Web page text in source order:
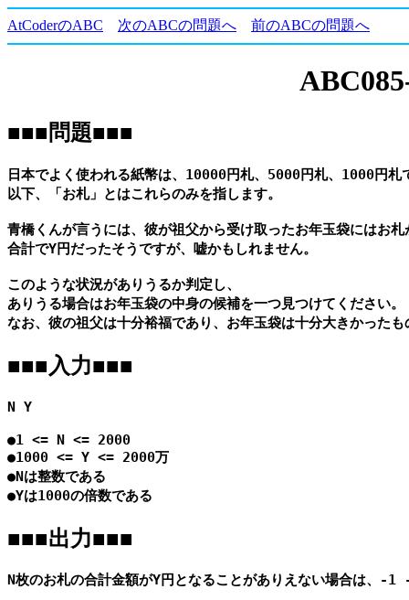
AtCoderのABC 次のABCの問題へ 前のABCの問題へ
■■■問題■■■
日本でよく使われる紙幣は、10000円札、5000円札、1000円札
以下、「お札」とはこれらのみを指します。
青橋くんが言うには、彼が祖父から受け取ったお年玉袋にはお札
合計でY円だったそうですが、嘘かもしれません。
このような状況がありうるか判定し、
ありうる場合はお年玉袋の中身の候補を一つ見つけてください。
■■■入力■■■
N Y
●1 <= N <= 2000
●1000 <= Y <= 2000万
●Nは整数である
■■■出力■■■
N枚のお札の合計金額がY円となることがありえない場合は、